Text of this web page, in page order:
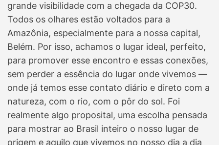
grande visibilidade com a chegada da COP30.
Todos os olhares estão voltados para a
Amazônia, especialmente para a nossa capital,
Belém. Por isso, achamos o lugar ideal, perfeito,
para promover esse encontro e essas conexões,
sem perder a essência do lugar onde vivemos —
onde já temos esse contato diário e direto com a
natureza, com o rio, com o pôr do sol. Foi
realmente algo proposital, uma escolha pensada
para mostrar ao Brasil inteiro o nosso lugar de
origem e aquilo que vivemos no nosso dia a dia